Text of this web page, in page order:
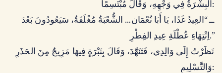
البِشْرَةُ فِي وَجْهِهِ، وَقَالَ مُبْتَسِمًا:
ــ “العِيدُ غَدًا، يَا أَبَا نُعْمَان… الشُّعْبَةُ مُغْلَقَةٌ، سَيَعُودُونَ بَعْدَ
اِنْتِهَاءِ عُطْلَةِ عِيدِ الفِطْرِ.”
نَظَرْتُ إِلَى وَالِدِي، فَتَنَهَّدَ، وَقَالَ بِنَبْرَةٍ فِيهَا مَزِيجٌ مِنَ الحَذَرِ
وَالتَّسْلِيمِ: